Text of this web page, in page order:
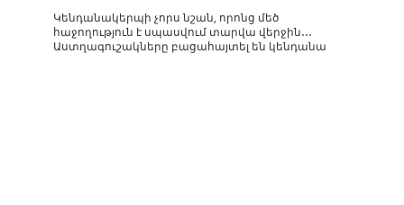
Կենդանակերպի չորս նշան, որոնց մեծ
հաջողություն է սպասվում տարվա վերջին․․․
Աստղագուշակները բացահայտել են կենդանա